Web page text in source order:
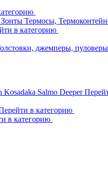
Зонты Термосы,
в категорию
джемперы, пуловеры
Kosadaka Salmo Deeper
в категорию
в категорию